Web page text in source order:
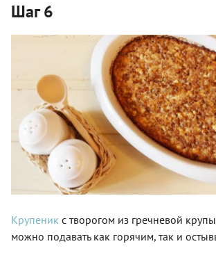
Шаг 6
Крупеник с творогом из гречневой крупы
можно подавать как горячим, так и